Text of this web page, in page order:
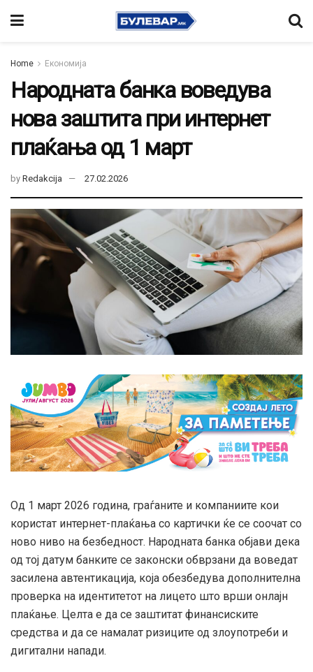
Home Економија
Народната банка воведува
нова заштита при интернет
плаќања од 1 март
by Redakcija 27.02.2026
Од 1 март 2026 година, граѓаните и компаниите кои
користат интернет-плаќања со картички ќе се соочат со
ново ниво на безбедност. Народната банка објави дека
од тој датум банките се законски обврзани да воведат
засилена автентикација, која обезбедува дополнителна
проверка на идентитетот на лицето што врши онлајн
плаќање. Целта е да се заштитат финансиските
средства и да се намалат ризиците од злоупотреби и
дигитални напади.